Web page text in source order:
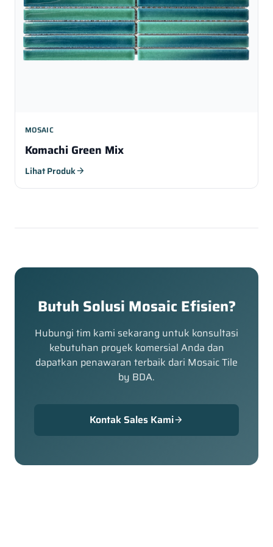
MOSAIC
Komachi Green Mix
Lihat Produkarrow_forward
Butuh Solusi Mosaic Efisien?
Hubungi tim kami sekarang untuk konsultasi
kebutuhan proyek komersial Anda dan
dapatkan penawaran terbaik dari Mosaic Tile
by BDA.
Kontak Sales Kamiarrow_forward